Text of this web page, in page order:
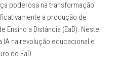
poderosa na transformação
a produção de
Ensino a Distância (EaD). Neste
na revolução educacional e
do EaD.